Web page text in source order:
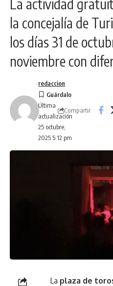
La actividad
la concejalía de
los días 31 de
noviembre con
Última
actualización
25 octubre,
2025 5:12 pm
redaccion
Compartir
La plaza de